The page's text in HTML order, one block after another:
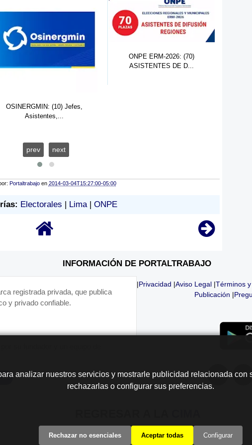
ASISTENTES DE D...
prev next
Portaltrabajo en 2014-03-04T15:27:00-05:00
Electorales Lima| ONPE
INFORMACIÓN DE PORTALTRABAJO
registrada privada, que publica
y privado confiable.
|Privacidad |Aviso Legal |Términos
Publicación |
analizar nuestros servicios y mostrarle publicidad relacionada
rechazarlas o configurar sus preferencias.
Rechazar no esenciales Aceptar todas Configurar